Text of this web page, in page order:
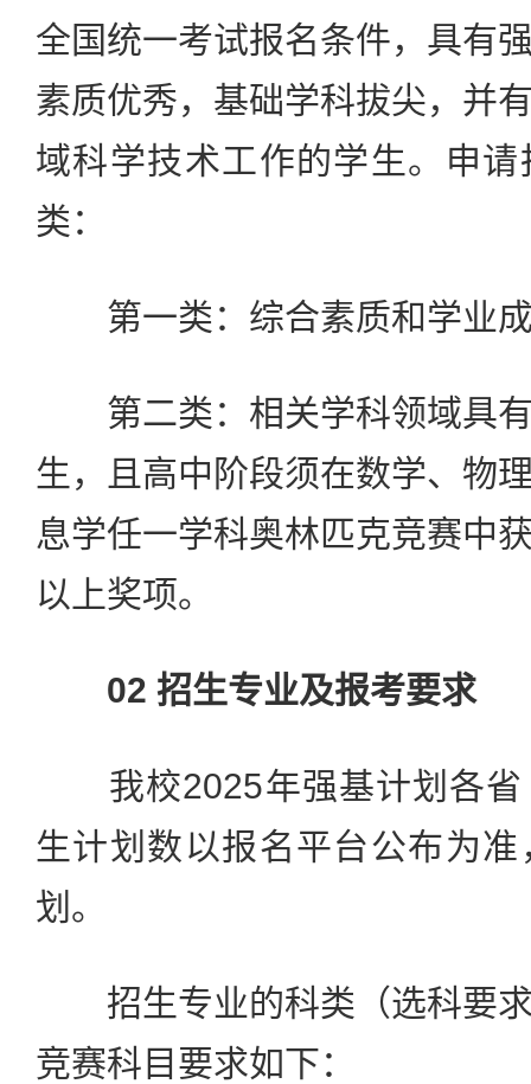
全国统一考试报名条件，具有
素质优秀，基础学科拔尖，并
域科学技术工作的学生。申
类：
第一类：综合素质和学业成
第二类：相关学科领域具有
生，且高中阶段须在数学、物
息学任一学科奥林匹克竞赛中
以上奖项。
02 招生专业及报考要求
我校2025年强基计划各省
生计划数以报名平台公布为
划。
招生专业的科类（选科要求
竞赛科目要求如下：